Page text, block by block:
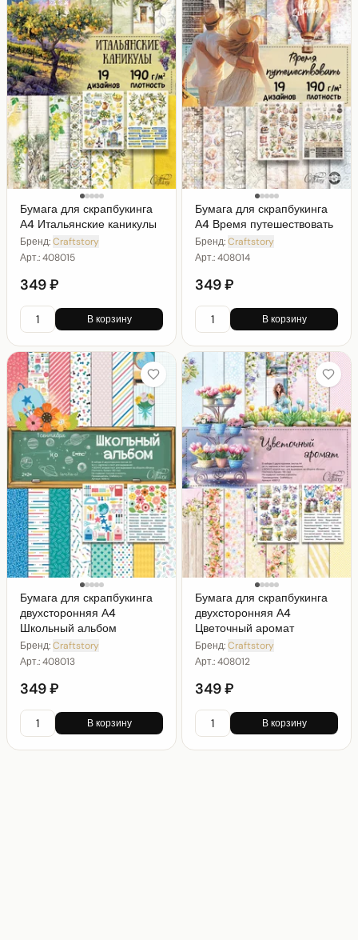
Бумага для скрапбукинга
А4 Итальянские каникулы
Бренд:Craftstory
Арт.:408015
349 ₽
В корзину
Бумага для скрапбукинга
А4 Время путешествовать
Бренд:Craftstory
Арт.:408014
349 ₽
В корзину
Бумага для скрапбукинга
двухсторонняя А4
Школьный альбом
Бренд:Craftstory
Арт.:408013
349 ₽
В корзину
Бумага для скрапбукинга
двухсторонняя А4
Цветочный аромат
Бренд:Craftstory
Арт.:408012
349 ₽
В корзину